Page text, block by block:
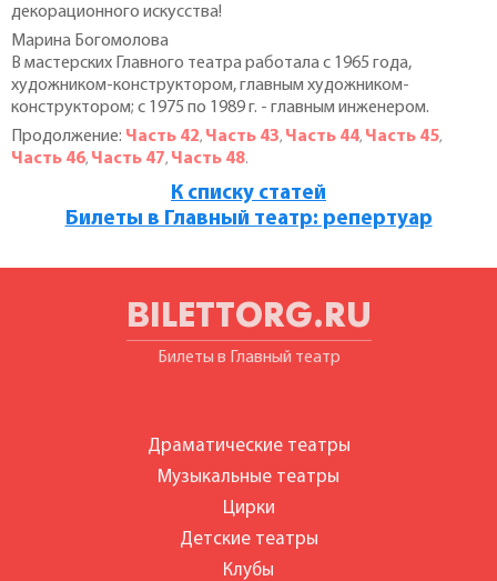
декорационного искусства!
Марина Богомолова
В мастерских Главного театра работала с 1965 года,
художником-конструктором, главным художником-
конструктором; с 1975 по 1989 г. - главным инженером.
Продолжение: Часть 42, Часть 43, Часть 44, Часть 45,
Часть 46, Часть 47, Часть 48.
К списку статей
Билеты в Главный театр: репертуар
BILETTORG.RU
Билеты в Главный театр
Драматические театры
Музыкальные театры
Цирки
Детские театры
Клубы